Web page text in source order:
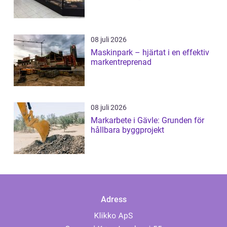
08 juli 2026
Maskinpark – hjärtat i en effektiv
markentreprenad
08 juli 2026
Markarbete i Gävle: Grunden för
hållbara byggprojekt
Adress